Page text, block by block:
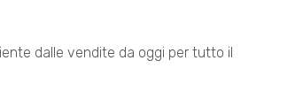
dalle vendite da oggi per tutto il